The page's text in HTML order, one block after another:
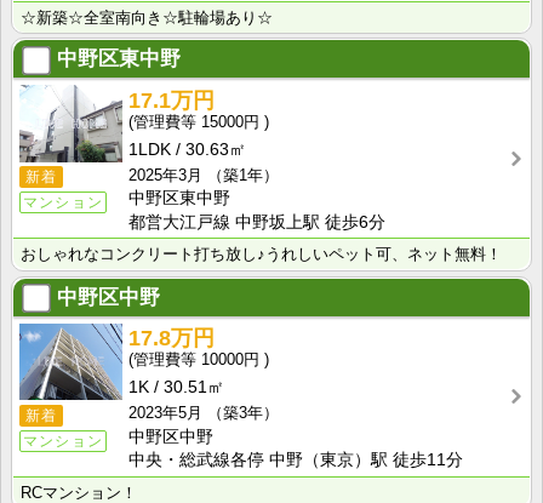
☆新築☆全室南向き☆駐輪場あり☆
中野区東中野
新着
マンション
17.1万円
15000円
1LDK
30.63㎡
2025年3月
（築1年）
中野区東中野
都営大江戸線 中野坂上駅 徒歩6分
おしゃれなコンクリート打ち放し♪うれしいペット可、ネット無料！
中野区中野
新着
マンション
17.8万円
10000円
1K
30.51㎡
2023年5月
（築3年）
中野区中野
中央・総武線各停 中野（東京）駅 徒歩11分
RCマンション！